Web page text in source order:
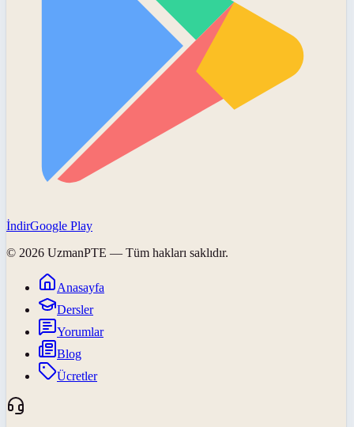
İndirGoogle Play
© 2026 UzmanPTE — Tüm hakları saklıdır.
Anasayfa
Dersler
Yorumlar
Blog
Ücretler